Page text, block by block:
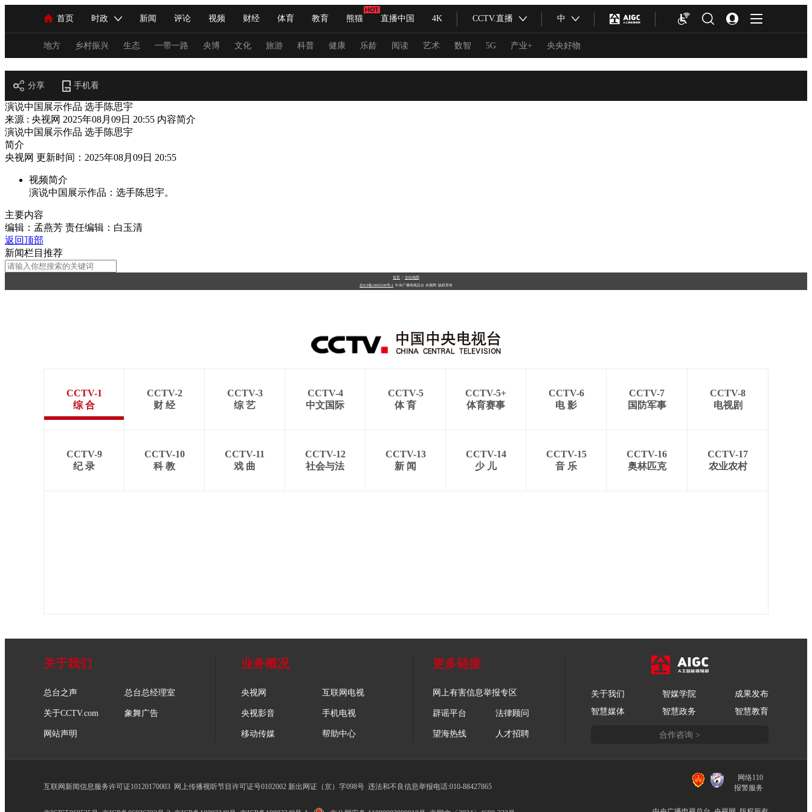
首页 时政 新闻 评论 视频 财经 体育 教育 熊猫 直播中国 4K CCTV.直播 中
人民领袖习近平 联播+ 中国领导人 央视快评 习式妙语 热解读 天天学习
直播 栏目大全 节目单 听音 微视频 主持人 下载央视影音
海外频道 iPanda English Монгол
地方 乡村振兴 生态 一带一路 央博 文化 旅游 科普 健康 乐龄 阅读 艺术 数智 5G 产业+ 央央好物
总台春晚
新闻 国内
人民领袖习近平 联播+
视频 小央视频 小央直播
VIP会员 CCTV奥林匹克频道
财经 教育 乡村振兴 生态环境 一带一路 央博 非遗 文化 旅游 科普 健康 乐龄 阅读 艺术 汽车 数智 5G 产业+
CCTV.节目官网 直播 节目单 栏目 片库 热播榜 总台企业白名单
分享 手机看
演说中国展示作品 选手陈思宇
来源 : 央视网 2025年08月09日 20:55 内容简介
演说中国展示作品 选手陈思宇
简介
央视网 更新时间：2025年08月09日 20:55
视频简介
演说中国展示作品：选手陈思宇。
主要内容
编辑：孟燕芳 责任编辑：白玉清
返回顶部
新闻栏目推荐
首页 全站地图
京ICP备10003349号-1 中央广播电视总台 央视网 版权所有
CCTV-1
综 合
CCTV-2
财 经
CCTV-3
综 艺
CCTV-4
中文国际
CCTV-5
体 育
CCTV-5+
体育赛事
CCTV-6
电 影
CCTV-7
国防军事
CCTV-8
电视剧
CCTV-9
纪 录
CCTV-10
科 教
CCTV-11
戏 曲
CCTV-12
社会与法
CCTV-13
新 闻
CCTV-14
少 儿
CCTV-15
音 乐
CCTV-16
奥林匹克
CCTV-17
农业农村
关于我们
总台之声 总台总经理室
关于CCTV.com 象舞广告
网站声明
业务概况
央视网 互联网电视
央视影音 手机电视
移动传媒 帮助中心
更多链接
网上有害信息举报专区
辟谣平台 法律顾问
望海热线 人才招聘
关于我们 智媒学院
成果发布
智慧媒体
智慧政务 智慧教育
合作咨询 >
互联网新闻信息服务许可证10120170003 网上传播视听节目许可证号0102002 新出网证（京）字098号 违法和不良信息举报电话:010-88427865
网络110
报警服务